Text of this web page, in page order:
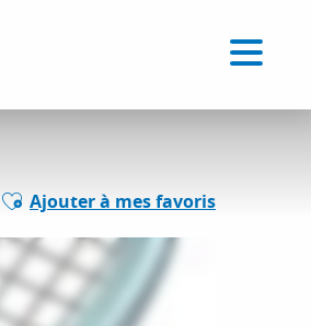
Ajouter aux favoris
Ajouter à mes favoris